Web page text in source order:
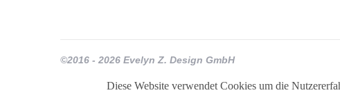
Diese Website verwendet Cookies um die
©2016 - 2026 Evelyn Z. Design GmbH